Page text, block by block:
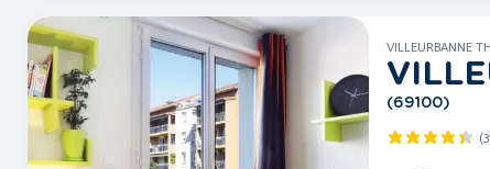
VILLEURBANNE
(69100)